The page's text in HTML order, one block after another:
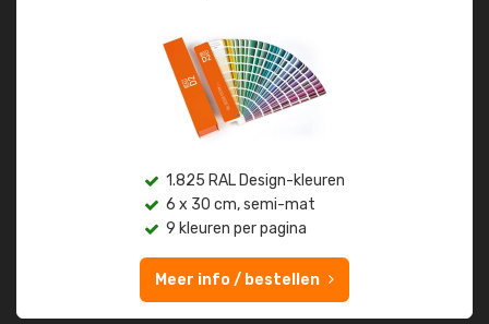
1.825 RAL Design-kleuren
6 x 30 cm, semi-mat
9 kleuren per pagina
Meer info / bestellen